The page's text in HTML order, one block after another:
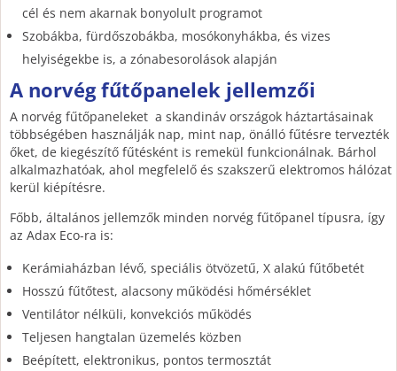
cél és nem akarnak bonyolult programot
Szobákba, fürdőszobákba, mosókonyhákba, és vizes
helyiségekbe is, a zónabesorolások alapján
A norvég fűtőpanelek jellemzői
A norvég fűtőpaneleket a skandináv országok háztartásainak
többségében használják nap, mint nap, önálló fűtésre tervezték
őket, de kiegészítő fűtésként is remekül funkcionálnak. Bárhol
alkalmazhatóak, ahol megfelelő és szakszerű elektromos hálózat
kerül kiépítésre.
Főbb, általános jellemzők minden norvég fűtőpanel típusra, így
az Adax Eco-ra is:
Kerámiaházban lévő, speciális ötvözetű, X alakú fűtőbetét
Hosszú fűtőtest, alacsony működési hőmérséklet
Ventilátor nélküli, konvekciós működés
Teljesen hangtalan üzemelés közben
Beépített, elektronikus, pontos termosztát